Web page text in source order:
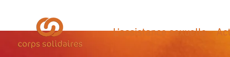
L'assistance sexuelle